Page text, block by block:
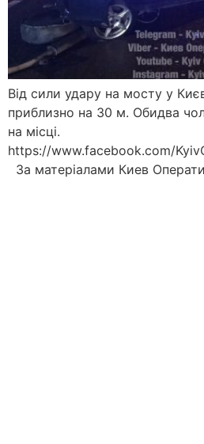
Від сили удару на мосту у
приблизно на 30 м. Обидва
на місці.
https://www.facebook.com/
За матеріалами Киев